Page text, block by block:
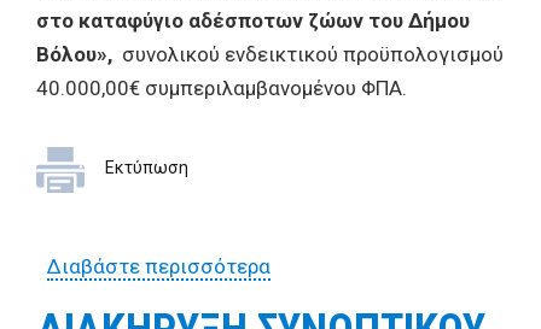
στο καταφύγιο αδέσποτων ζώων του Δήμου
Βόλου», συνολικού ενδεικτικού προϋπολογισμού
40.000,00€ συμπεριλαμβανομένου ΦΠΑ.
Εκτύπωση
Διαβάστε περισσότεραγια ΔΙΑΚΗΡΥΞΗ ΣΥΝΟΠΤΙΚΟΥ